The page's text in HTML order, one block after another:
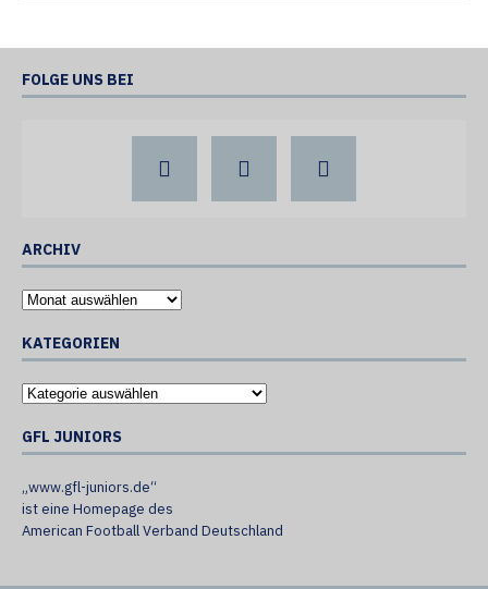
FOLGE UNS BEI
ARCHIV
KATEGORIEN
GFL JUNIORS
„www.gfl-juniors.de“
ist eine Homepage des
American Football Verband Deutschland